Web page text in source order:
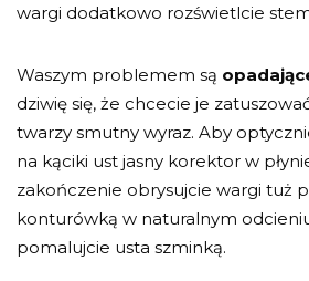
wargi dodatkowo rozświetlcie
Waszym problemem są
dziwię się, że chcecie je
twarzy smutny wyraz. Aby
na kąciki ust jasny korektor w
zakończenie obrysujcie wargi tuż
konturówką w naturalnym
pomalujcie usta szminką.